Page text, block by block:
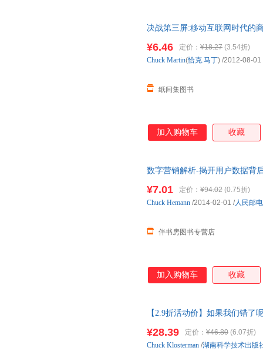
决战第三屏:移动互联网时代的
¥6.46 定价： ¥18.27 (3.54折)
纸间集图书
Chuck Martin(恰克.马丁) /2012-08-01
加入购物车 收藏
数字营销解析-揭开用户数据背
¥7.01 定价： ¥94.02 (0.75折)
伴书房图书专营店
Chuck Hemann /2014-02-01 /人民邮
加入购物车 收藏
【2.9折活动价】如果我们错
¥28.39 定价： ¥46.80 (6.07折)
Chuck Klosterman /湖南科学技术出版